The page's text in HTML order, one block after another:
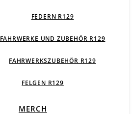
FEDERN R129
FAHRWERKE UND ZUBEHÖR R129
FAHRWERKSZUBEHÖR R129
FELGEN R129
MERCH